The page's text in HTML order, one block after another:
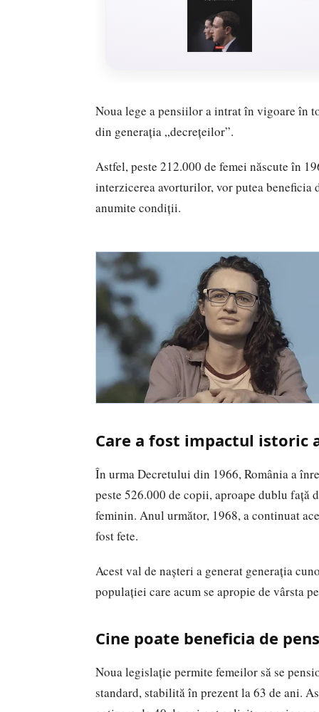
Noua lege a pensiilor a intrat în vigoare în
din generația „decrețeilor”.
Astfel, peste 212.000 de femei născute în
interzicerea avorturilor, vor putea beneficia
anumite condiții.
Care a fost impactul istoric
În urma Decretului din 1966, România a
peste 526.000 de copii, aproape dublu față
feminin. Anul următor, 1968, a continuat
fost fete.
Acest val de nașteri a generat generația
populației care acum se apropie de vârsta
Cine poate beneficia de
Noua legislație permite femeilor să se
standard, stabilită în prezent la 63 de ani.